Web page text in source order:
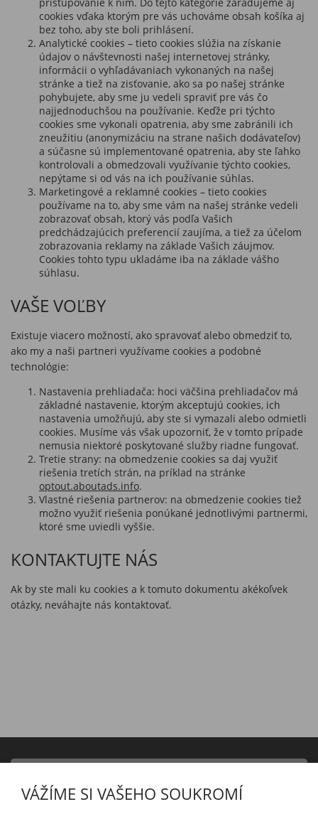
cookies vďaka ktorým pre vás uchováme obsah košíka aj
bez toho, aby ste boli prihlásení.
Analytické cookies – tieto cookies slúžia na získanie
údajov o návštevnosti našej internetovej stránky,
informácii o vyhľadávaniach vykonaných na našej
stránke a tiež na zisťovanie, ako sa po našej stránke
pohybujete, aby sme ju vedeli spraviť pre vás čo
najjednoduchšou na používanie. Keďže pri týchto
cookies sme vykonali opatrenia, aby sme zabránili ich
zneužitiu (anonymizáciu na strane našich dodávateľov)
a súčasne sú implementované opatrenia, aby ste ľahko
kontrolovali a obmedzovali využívanie týchto cookies,
nepýtame si od vás na ich používanie súhlas.
Marketingové a reklamné cookies – tieto cookies
používame na to, aby sme vám na našej stránke vedeli
zobrazovať obsah, ktorý vás podľa Vašich
predchádzajúcich preferencií zaujíma, a tiež za účelom
zobrazovania reklamy na základe Vašich záujmov.
Cookies tohto typu ukladáme iba na základe vášho
súhlasu.
VAŠE VOĽBY
Existuje viacero možností, ako spravovať alebo obmedziť to,
ako my a naši partneri využívame cookies a podobné
technológie:
Nastavenia prehliadača: hoci väčšina prehliadačov má
základné nastavenie, ktorým akceptujú cookies, ich
nastavenia umožňujú, aby ste si vymazali alebo odmietli
cookies. Musíme vás však upozorniť, že v tomto prípade
nemusia niektoré poskytované služby riadne fungovať.
Tretie strany: na obmedzenie cookies sa daj využiť
riešenia tretích strán, na príklad na stránke
optout.aboutads.info.
Vlastné riešenia partnerov: na obmedzenie cookies tiež
možno využiť riešenia ponúkané jednotlivými partnermi,
ktoré sme uviedli vyššie.
KONTAKTUJTE NÁS
Ak by ste mali ku cookies a k tomuto dokumentu akékoľvek
otázky, neváhajte nás kontaktovať.
VÁŽÍME SI VAŠEHO SOUKROMÍ